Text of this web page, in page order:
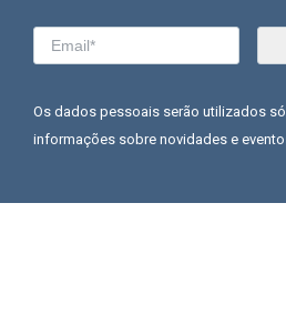
Os dados pessoais serão utilizados
informações sobre novidades e